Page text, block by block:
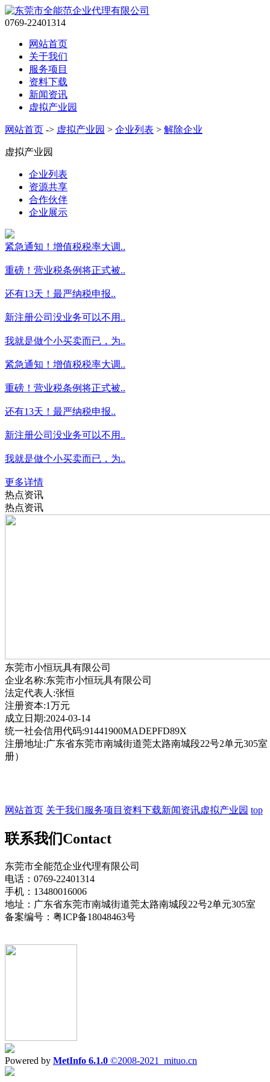
0769-22401314
网站首页
关于我们
服务项目
资料下载
新闻资讯
虚拟产业园
网站首页 -> 虚拟产业园 > 企业列表 > 解除企业
虚拟产业园
企业列表
资源共享
合作伙伴
企业展示
紧急通知！增值税税率大调..
重磅！营业税条例将正式被..
还有13天！最严纳税申报..
新注册公司没业务可以不用..
我就是做个小买卖而已，为..
紧急通知！增值税税率大调..
重磅！营业税条例将正式被..
还有13天！最严纳税申报..
新注册公司没业务可以不用..
我就是做个小买卖而已，为..
更多详情
热点资讯
热点资讯
东莞市小恒玩具有限公司
企业名称:东莞市小恒玩具有限公司
法定代表人:张恒
注册资本:1万元
成立日期:2024-03-14
统一社会信用代码:91441900MADEPFD89X
注册地址:广东省东莞市南城街道莞太路南城段22号2单元305
册）
网站首页 关于我们服务项目 资料下载新闻资讯虚拟产业园 top
联系我们Contact
东莞市全能范企业代理有限公司
电话：0769-22401314
手机：13480016006
地址：广东省东莞市南城街道莞太路南城段22号2单元305室
备案编号：粤ICP备18048463号
Powered by MetInfo 6.1.0 ©2008-2021 mituo.cn